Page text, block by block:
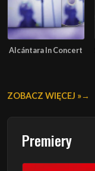
Alcántara In Concert
ZOBACZ WIĘCEJ »
Premiery